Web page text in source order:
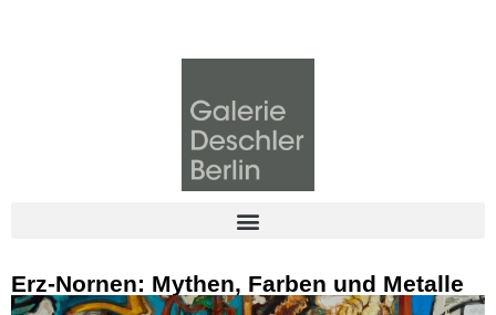
Erz-Nornen: Mythen, Farben und Metalle